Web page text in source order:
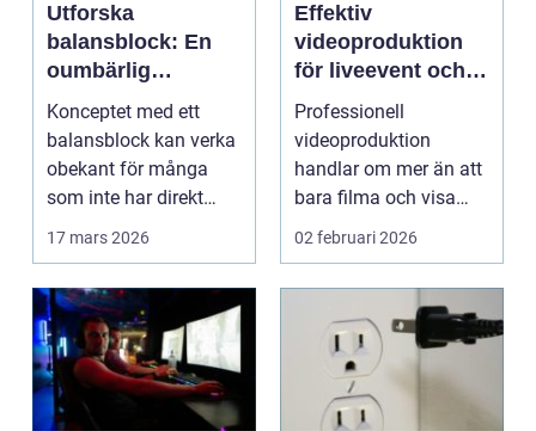
Utforska
balansblock: En
oumbärlig
komponent i
industrin
Konceptet med ett
balansblock kan verka
obekant för många
som inte har direkt
erfarenhet ...
17 mars 2026
Effektiv
videoproduktion
för liveevent och
företag
Professionell
videoproduktion
handlar om mer än att
bara filma och visa
rörliga bilder. När
02 februari 2026